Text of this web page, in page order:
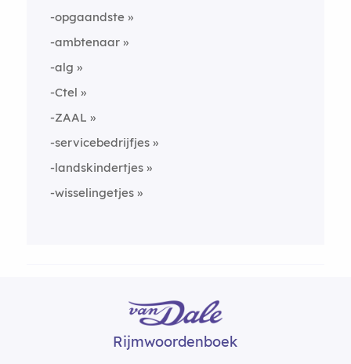
-opgaandste
-ambtenaar
-alg
-Ctel
-ZAAL
-servicebedrijfjes
-landskindertjes
-wisselingetjes
Rijmwoordenboek